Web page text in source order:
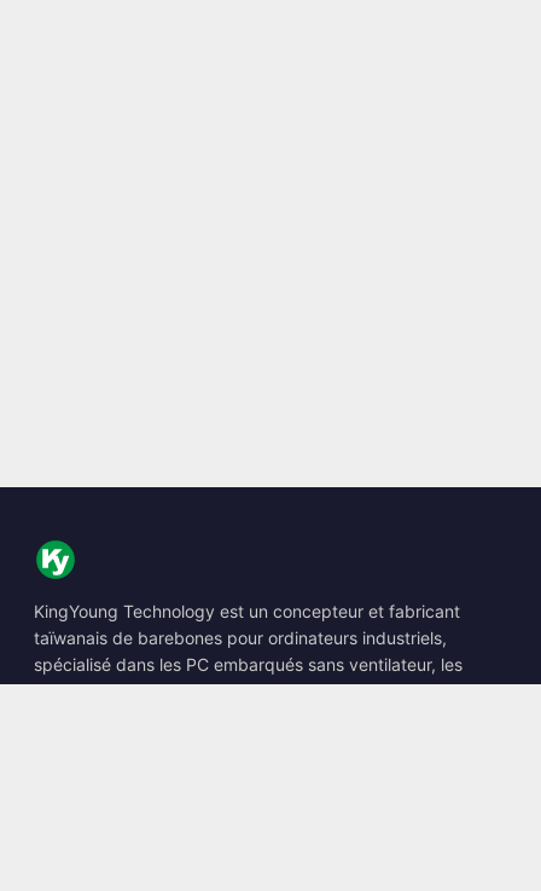
KingYoung Technology est un concepteur et fabricant
taïwanais de barebones pour ordinateurs industriels,
spécialisé dans les PC embarqués sans ventilateur, les
Edge AI Boxes et les solutions informatiques renforcées.